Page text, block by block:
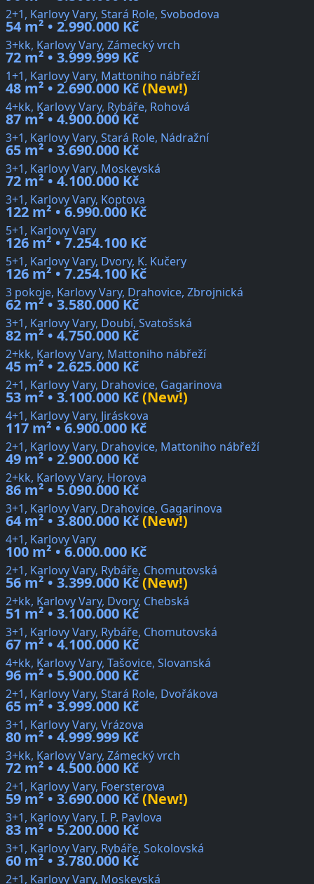
2+1, Karlovy Vary, Stará Role, Svobodova
54 m² • 2.990.000 Kč
3+kk, Karlovy Vary, Zámecký vrch
72 m² • 3.999.999 Kč
1+1, Karlovy Vary, Mattoniho nábřeží
48 m² • 2.690.000 Kč(New!)
4+kk, Karlovy Vary, Rybáře, Rohová
87 m² • 4.900.000 Kč
3+1, Karlovy Vary, Stará Role, Nádražní
65 m² • 3.690.000 Kč
3+1, Karlovy Vary, Moskevská
72 m² • 4.100.000 Kč
3+1, Karlovy Vary, Koptova
122 m² • 6.990.000 Kč
5+1, Karlovy Vary
126 m² • 7.254.100 Kč
5+1, Karlovy Vary, Dvory, K. Kučery
126 m² • 7.254.100 Kč
3 pokoje, Karlovy Vary, Drahovice, Zbrojnická
62 m² • 3.580.000 Kč
3+1, Karlovy Vary, Doubí, Svatošská
82 m² • 4.750.000 Kč
2+kk, Karlovy Vary, Mattoniho nábřeží
45 m² • 2.625.000 Kč
2+1, Karlovy Vary, Drahovice, Gagarinova
53 m² • 3.100.000 Kč(New!)
4+1, Karlovy Vary, Jiráskova
117 m² • 6.900.000 Kč
2+1, Karlovy Vary, Drahovice, Mattoniho nábřeží
49 m² • 2.900.000 Kč
2+kk, Karlovy Vary, Horova
86 m² • 5.090.000 Kč
3+1, Karlovy Vary, Drahovice, Gagarinova
64 m² • 3.800.000 Kč(New!)
4+1, Karlovy Vary
100 m² • 6.000.000 Kč
2+1, Karlovy Vary, Rybáře, Chomutovská
56 m² • 3.399.000 Kč(New!)
2+kk, Karlovy Vary, Dvory, Chebská
51 m² • 3.100.000 Kč
3+1, Karlovy Vary, Rybáře, Chomutovská
67 m² • 4.100.000 Kč
4+kk, Karlovy Vary, Tašovice, Slovanská
96 m² • 5.900.000 Kč
2+1, Karlovy Vary, Stará Role, Dvořákova
65 m² • 3.999.000 Kč
3+1, Karlovy Vary, Vrázova
80 m² • 4.999.999 Kč
3+kk, Karlovy Vary, Zámecký vrch
72 m² • 4.500.000 Kč
2+1, Karlovy Vary, Foersterova
59 m² • 3.690.000 Kč(New!)
3+1, Karlovy Vary, I. P. Pavlova
83 m² • 5.200.000 Kč
3+1, Karlovy Vary, Rybáře, Sokolovská
60 m² • 3.780.000 Kč
2+1, Karlovy Vary, Moskevská